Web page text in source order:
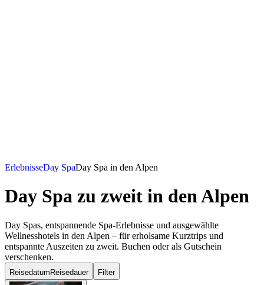
ErlebnisseDay SpaDay Spa in den Alpen
Day Spa zu zweit in den Alpen
Day Spas, entspannende Spa-Erlebnisse und ausgewählte
Wellnesshotels in den Alpen – für erholsame Kurztrips und
entspannte Auszeiten zu zweit. Buchen oder als Gutschein
verschenken.
Reisedatum Reisedauer Filter